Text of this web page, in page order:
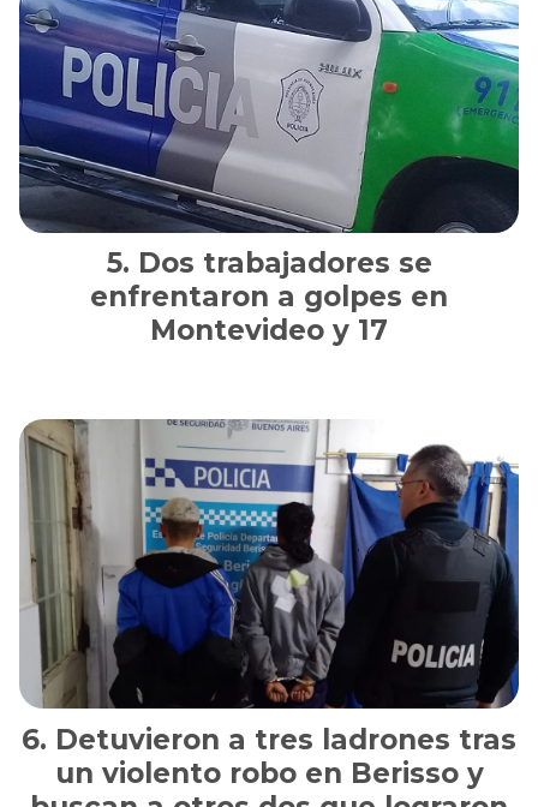
Dos trabajadores se
enfrentaron a golpes en
Montevideo y 17
Detuvieron a tres ladrones tras
un violento robo en Berisso y